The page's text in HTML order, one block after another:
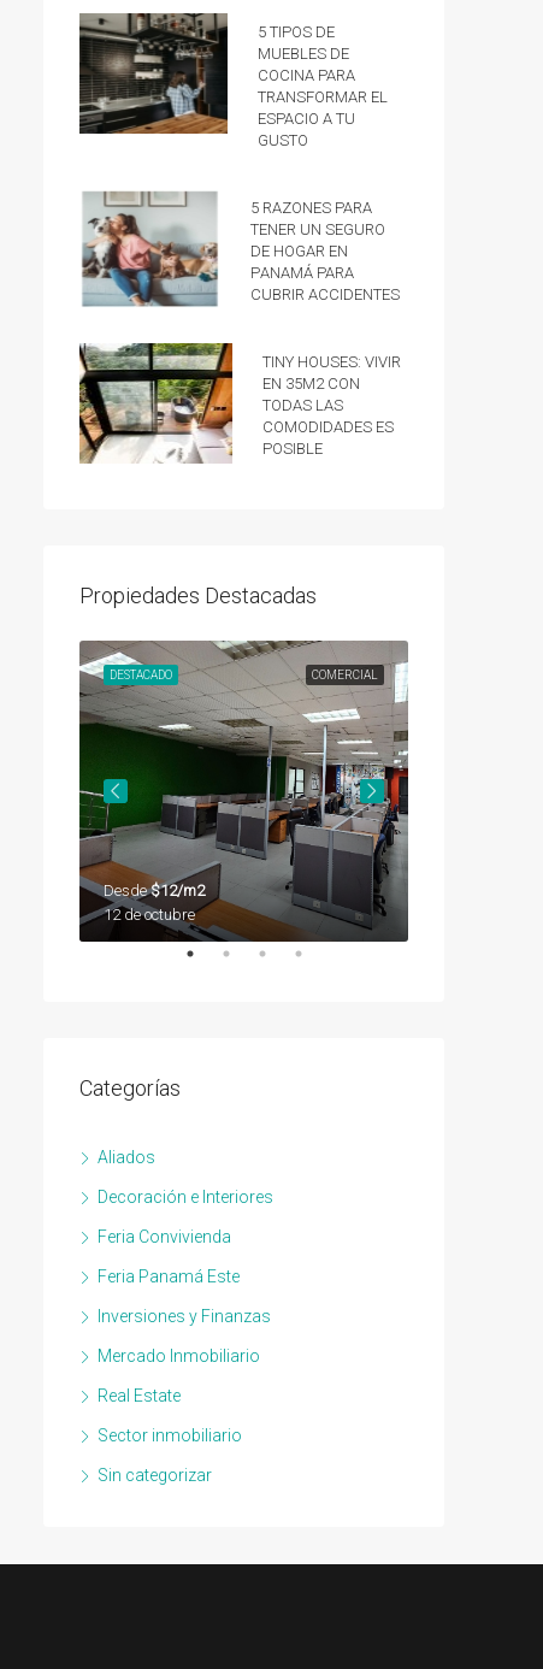
5 tipos de
muebles de
cocina para
transformar el
espacio a tu
gusto
5 razones para
tener un Seguro
de hogar en
Panamá para
cubrir accidentes
Tiny Houses: vivir
en 35m2 con
todas las
comodidades es
posible
Propiedades Destacadas
COMERCIAL
DESTACADO
Desde$12/m2
12 de octubre
Categorías
Aliados
Decoración e Interiores
Feria Convivienda
Feria Panamá Este
Inversiones y Finanzas
Mercado Inmobiliario
Real Estate
Sector inmobiliario
Sin categorizar